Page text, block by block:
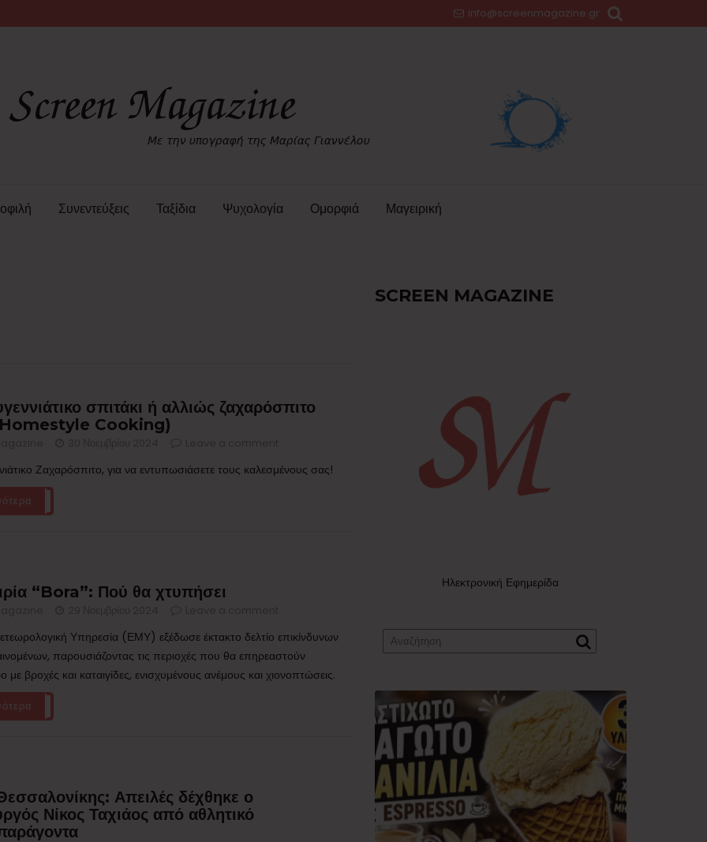
info@screenmagazine.gr
Συνεντεύξεις Ταξίδια Ψυχολογία Ομορφιά Μαγειρική
σπιτάκι ή αλλιώς ζαχαρόσπιτο
Cooking)
Ζαχαρόσπιτο, για να εντυπωσιάσετε τους καλεσμένους σας!
“Bora”: Πού θα χτυπήσει
Υπηρεσία (ΕΜΥ) εξέδωσε έκτακτο δελτίο επικίνδυνων
παρουσιάζοντας τις περιοχές που θα επηρεαστούν
με βροχές και καταιγίδες, ενισχυμένους ανέμους και χιονοπτώσεις.
Απειλές δέχθηκε ο
Νίκος Ταχιάος από αθλητικό
SCREEN MAGAZINE
Ηλεκτρονική Εφημερίδα